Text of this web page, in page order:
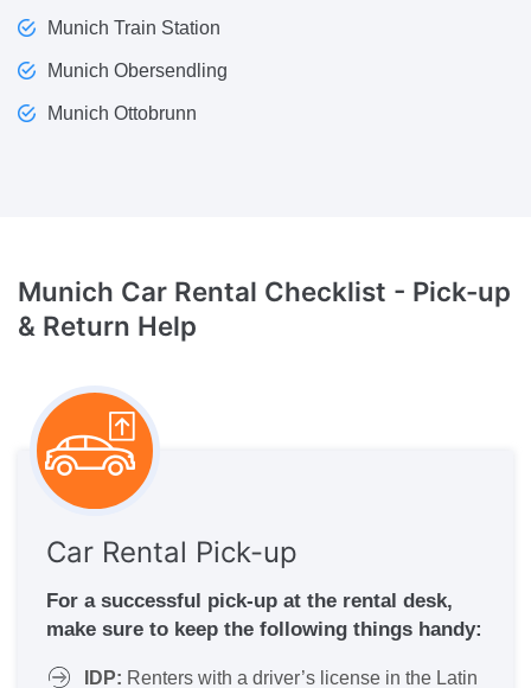
Munich Train Station
Munich Obersendling
Munich Ottobrunn
Munich Car Rental Checklist - Pick-up
& Return Help
Car Rental Pick-up
For a successful pick-up at the rental desk,
make sure to keep the following things handy:
IDP: Renters with a driver’s license in the Latin